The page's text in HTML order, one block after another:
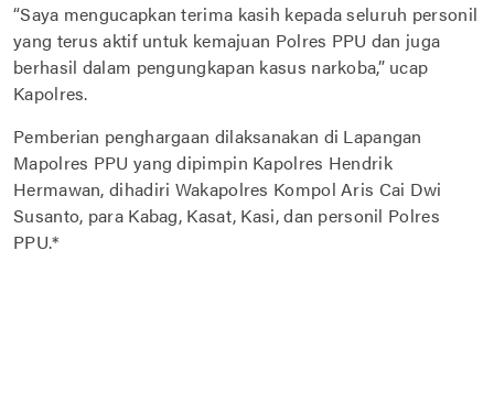
“Saya mengucapkan terima kasih kepada seluruh personil
yang terus aktif untuk kemajuan Polres PPU dan juga
berhasil dalam pengungkapan kasus narkoba,” ucap
Kapolres.
Pemberian penghargaan dilaksanakan di Lapangan
Mapolres PPU yang dipimpin Kapolres Hendrik
Hermawan, dihadiri Wakapolres Kompol Aris Cai Dwi
Susanto, para Kabag, Kasat, Kasi, dan personil Polres
PPU.*